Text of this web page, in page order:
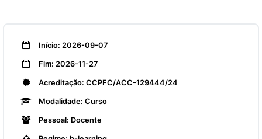
Início: 2026-09-07
Fim: 2026-11-27
Acreditação: CCPFC/ACC-129444/24
Modalidade: Curso
Pessoal: Docente